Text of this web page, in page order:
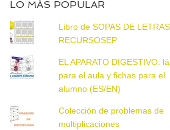
LO MÁS POPULAR
Libro de SOPAS DE
RECURSOSEP
EL APARATO DIGESTIVO:
para el aula y fichas para el
alumno (ES/EN)
Colección de problemas de
multiplicaciones